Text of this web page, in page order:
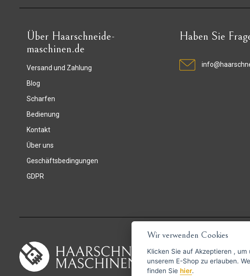
Über Haarschneide-
maschinen.de
Versand und Zahlung
Blog
Scharfen
Bedienung
Kontakt
Über uns
Geschäftsbedingungen
GDPR
Haben Sie
Wir verwenden Cookies
Klicken Sie auf Akzeptieren , um
unserem E-Shop zu erlauben. Weitere Informationen zu jeder Kategorie
finden Sie hier.